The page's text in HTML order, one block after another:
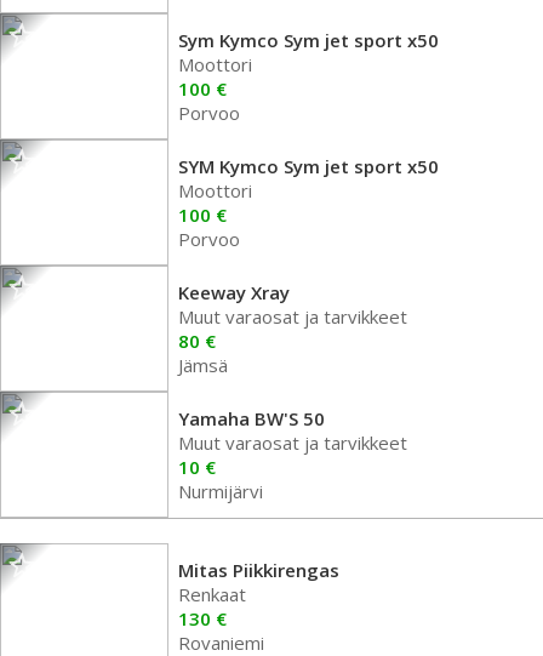
Sym Kymco Sym jet sport x50
Moottori
100 €
Porvoo
SYM Kymco Sym jet sport x50
Moottori
100 €
Porvoo
Keeway Xray
Muut varaosat ja tarvikkeet
80 €
Jämsä
Yamaha BW'S 50
Muut varaosat ja tarvikkeet
10 €
Nurmijärvi
Mitas Piikkirengas
Renkaat
130 €
Rovaniemi